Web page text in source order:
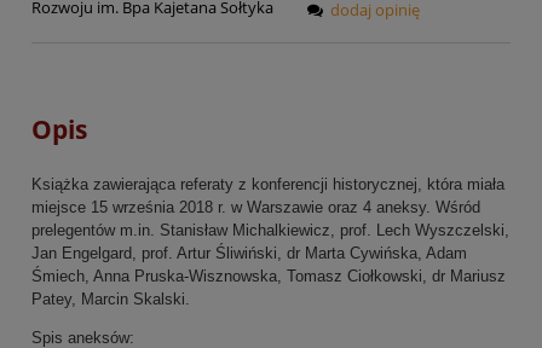
Rozwoju im. Bpa Kajetana Sołtyka
dodaj opinię
Opis
Książka zawierająca referaty z konferencji historycznej, która miała
miejsce 15 września 2018 r. w Warszawie oraz 4 aneksy. Wśród
prelegentów m.in. Stanisław Michalkiewicz, prof. Lech Wyszczelski,
Jan Engelgard, prof. Artur Śliwiński, dr Marta Cywińska, Adam
Śmiech, Anna Pruska-Wisznowska, Tomasz Ciołkowski, dr Mariusz
Patey, Marcin Skalski.
Spis aneksów: